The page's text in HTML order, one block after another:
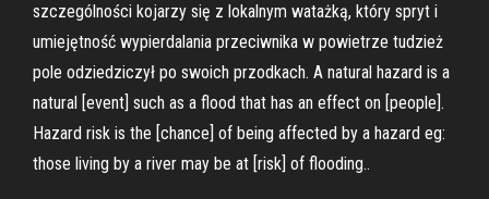
szczególności kojarzy się z lokalnym watażką, który spryt i
umiejętność wypierdalania przeciwnika w powietrze tudzież
pole odziedziczył po swoich przodkach. A natural hazard is a
natural [event] such as a flood that has an effect on [people].
Hazard risk is the [chance] of being affected by a hazard eg:
those living by a river may be at [risk] of flooding..